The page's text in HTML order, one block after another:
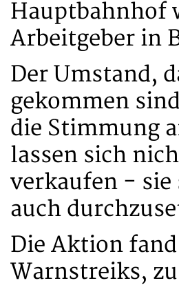
Hauptbahnhof
Arbeitgeber in
Der Umstand,
gekommen
die Stimmung
lassen sich
verkaufen - sie
auch
Die Aktion
Warnstreiks,